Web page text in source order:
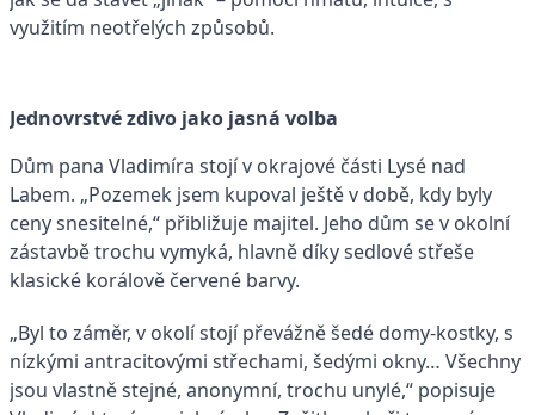
využitím neotřelých způsobů.
Jednovrstvé zdivo jako jasná volba
Dům pana Vladimíra stojí v okrajové části Lysé nad
Labem. „Pozemek jsem kupoval ještě v době, kdy byly
ceny snesitelné,“ přibližuje majitel. Jeho dům se v okolní
zástavbě trochu vymyká, hlavně díky sedlové střeše
klasické korálově červené barvy.
„Byl to záměr, v okolí stojí převážně šedé domy-kostky, s
nízkými antracitovými střechami, šedými okny… Všechny
jsou vlastně stejné, anonymní, trochu unylé,“ popisuje